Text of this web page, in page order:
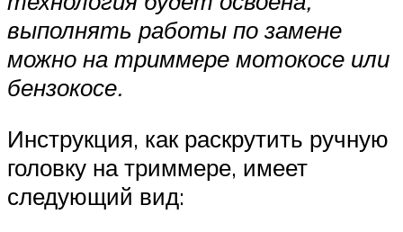
выполнять работы по замене
можно на триммере мотокосе или
бензокосе.
Инструкция, как раскрутить ручную
головку на триммере, имеет
следующий вид: